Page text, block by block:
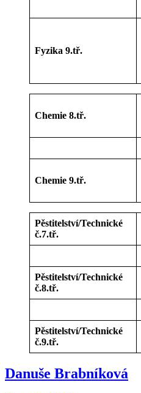
Fyzika 9.tř.
Chemie 8.tř.
Chemie 9.tř.
Pěstitelství/Technické
č.7.tř.
Pěstitelství/Technické
č.8.tř.
Pěstitelství/Technické
č.9.tř.
Danuše Brabníková